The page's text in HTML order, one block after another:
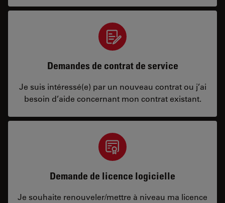
Demandes de contrat de service
Je suis intéressé(e) par un nouveau contrat ou j’ai
besoin d’aide concernant mon contrat existant.
Demande de licence logicielle
Je souhaite renouveler/mettre à niveau ma licence